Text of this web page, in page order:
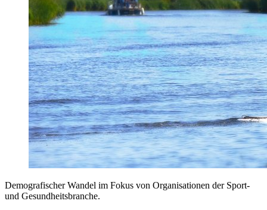
Demografischer Wandel im Fokus von Organisationen der Sport-
und Gesundheitsbranche.